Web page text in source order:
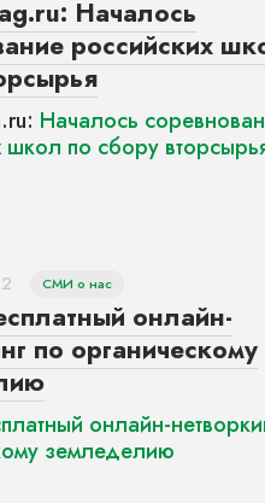
Началось
российских
Началось
школ по сбору
СМИ о нас
онлайн-
по органическому
онлайн-
земледелию